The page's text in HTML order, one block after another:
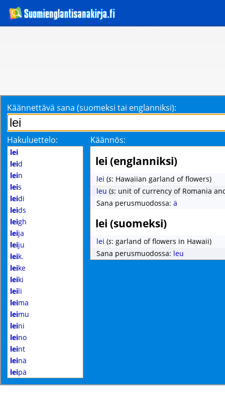
Käännettävä sana (suomeksi tai englanniksi):
Hakuluettelo: Käännös:
lei
leid
lein
leis
leidi
leids
leigh
leija
leiju
leik.
leike
leiki
leili
leima
leimu
leini
leino
leint
leinä
leipä
lei (englanniksi)
lei (s: Hawaiian garland of flowers)
leu (s: unit of currency of Romania
Sana perusmuodossa: ä
lei (suomeksi)
lei (s: garland of flowers in Hawaii)
Sana perusmuodossa: leu